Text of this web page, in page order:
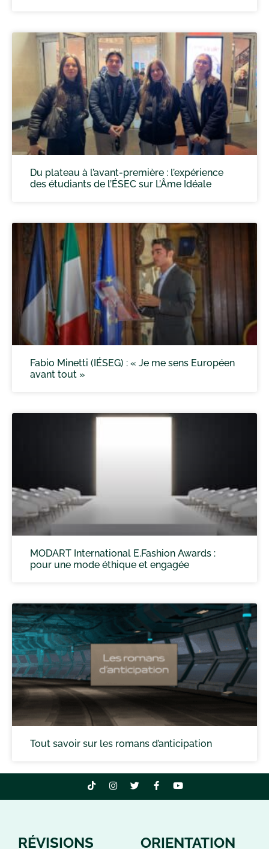
Du plateau à l’avant-première : l’expérience
des étudiants de l’ÉSEC sur L’Âme Idéale
Fabio Minetti (IÉSEG) : « Je me sens Européen
avant tout »
MODART International E.Fashion Awards :
pour une mode éthique et engagée
Tout savoir sur les romans d’anticipation
RÉVISIONS ORIENTATION